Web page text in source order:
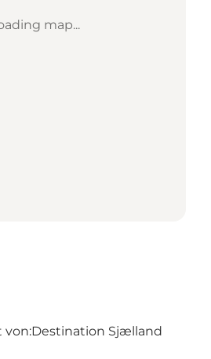
map...
von:Destination Sjælland